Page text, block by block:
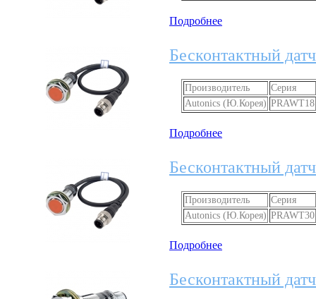
Подробнее
Бесконтактный
Производитель
Серия
Autonics (Ю.Корея) PRAWT18
Подробнее
Бесконтактный
Производитель
Серия
Autonics (Ю.Корея) PRAWT30
Подробнее
Бесконтактный